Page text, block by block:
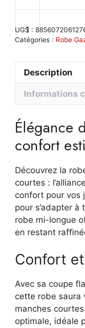
de
maxi
gaze
coton
vert
olive
courtes
col
V
et
légère
+
UGS :
Catégories : Robe
Description
Informations
Élégance
confort
Découvrez la
courtes :
confort pour vos
pour s’adapter
robe mi-longue
en restant
Confort
Avec sa coupe
cette robe saura
manches
optimale, idéale